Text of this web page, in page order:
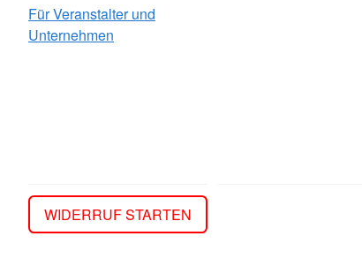
Für Veranstalter und
Unternehmen
WIDERRUF STARTEN